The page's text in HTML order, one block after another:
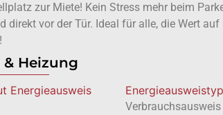
zur Miete! Kein Stress mehr beim
direkt vor der Tür. Ideal für alle, die Wert
& Heizung
Energieausweis Energie­ausweistyp
Verbrauchsausweis